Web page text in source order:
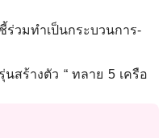
ร่วมทำเป็นกระบวนการ-
สร้างตัว “ ทลาย 5 เครือ